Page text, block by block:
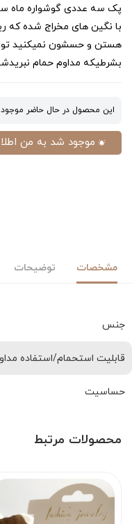
با نگین های مخراج شده که
هستن و حسشون نمیکنید
بشرطیکه مداوم حمام
این محصول در حال حاضر
موجود شد به من
مشخصات توضیحات
جنس
قابلیت استحمام/استفاده
حساسیت
محصولات مرتبط